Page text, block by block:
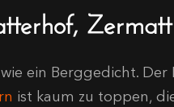
Zermatt
ein Berggedicht. Der
ist kaum zu toppen,